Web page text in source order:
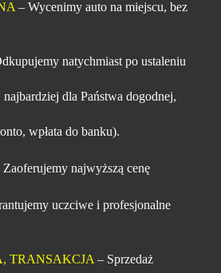
– Wycenimy auto na miejscu, bez
natychmiast po ustaleniu
dla Państwa dogodnej,
wpłata do banku).
Zaoferujemy najwyższą cenę
uczciwe i profesjonalne
TRANSAKCJA – Sprzedaż